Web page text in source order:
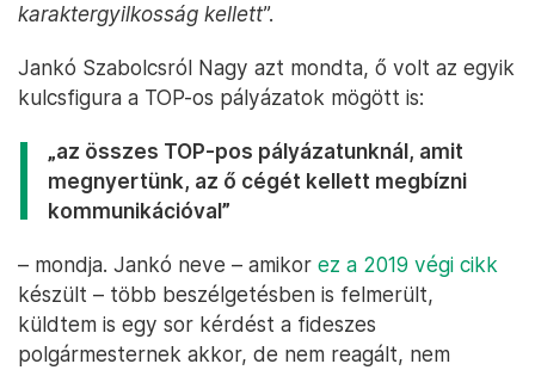
karaktergyilkosság kellett”.
Jankó Szabolcsról Nagy azt mondta, ő volt az egyik
kulcsfigura a TOP-os pályázatok mögött is:
„az összes TOP-pos pályázatunknál, amit
megnyertünk, az ő cégét kellett megbízni
kommunikációval”
– mondja. Jankó neve – amikor ez a 2019 végi cikk
készült – több beszélgetésben is felmerült,
küldtem is egy sor kérdést a fideszes
polgármesternek akkor, de nem reagált, nem